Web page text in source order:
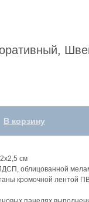
В корзину
см
облицованной
кромочной лентой